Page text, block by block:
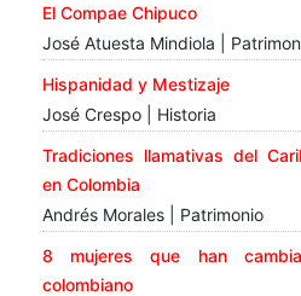
El Compae Chipuco
José Atuesta Mindiola |
Hispanidad y Mestizaje
José Crespo | Historia
Tradiciones llamativas del
en Colombia
Andrés Morales | Patrimonio
8 mujeres que han
colombiano